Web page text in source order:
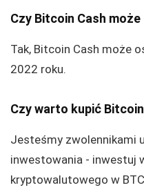
Czy Bitcoin Cash
Tak, Bitcoin Cash może
2022 roku.
Czy warto kupić
Jesteśmy zwolennikami
inwestowania - inwestuj
kryptowalutowego w